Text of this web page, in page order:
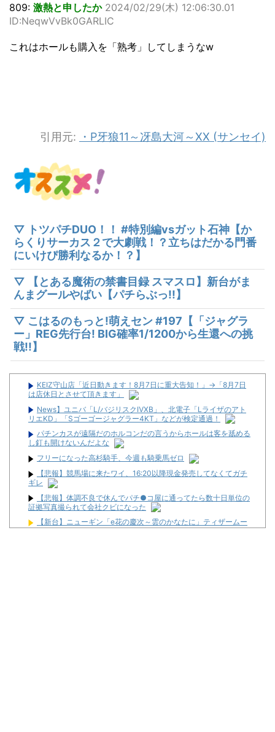
809: 激熱と申したか 2024/02/29(木) 12:06:30.01
ID:NeqwVvBk0GARLIC
これはホールも購入を「熟考」してしまうなw
引用元: ・P牙狼11～冴島大河～XX (サンセイ)
▽ トツパチDUO！！ #特別編vsガット石神【か
らくりサーカス２で大劇戦！？立ちはだかる門番
にいけぴ勝利なるか！？】
▽ 【とある魔術の禁書目録 スマスロ】新台がま
んまグールやばい【パチらぶっ!!】
▽ こはるのもっと!萌えセン #197【「ジャグラ
ー」REG先行台! BIG確率1/1200から生還への挑
戦!!】
KEIZ守山店「近日動きます！8月7日に重大告知！」→「8月7日
は店休日とさせて頂きます」
News】ユニバ「L/バジリスクⅣXB」、北電子「Lライザのアト
リエKD」「Sゴーゴージャグラー4KT」などが検定通過！
パチンカスが遠隔だのホルコンだの言うからホールは客を舐める
し釘も開けないんだよな
フリーになった高杉騎手、今週も騎乗馬ゼロ
【悲報】競馬場に来たワイ、16:20以降現金発売してなくてガチ
ギレ
【悲報】体調不良で休んでパチ●コ屋に通ってたら数十日単位の
証拠写真撮られて会社クビになった
【新台】ニューギン「e花の慶次～雲のかなたに」ティザームー
ビー公開&反応まとめ！休眠層ユーザーからパチンコ復帰の声も！